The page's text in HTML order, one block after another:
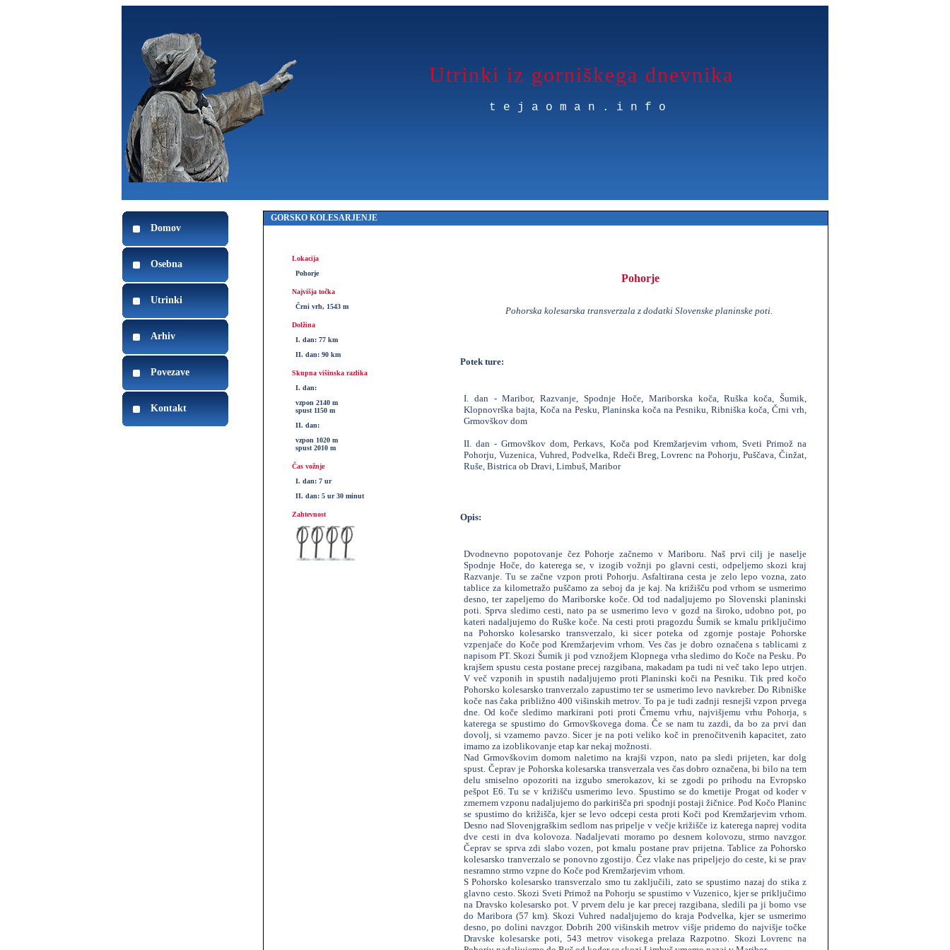
Utrinki iz gorniškega dnevnika
tejaoman.info
Domov
Osebna
Utrinki
Arhiv
Povezave
Kontakt
GORSKO KOLESARJENJE
Lokacija
Pohorje
Najvišja točka
Črni vrh, 1543 m
Dolžina
I. dan: 77 km
II. dan: 90 km
Skupna višinska razlika
I. dan:
vzpon 2140 m
spust 1150 m
II. dan:
vzpon 1020 m
spust 2010 m
Čas vožnje
I. dan: 7 ur
II. dan: 5 ur 30 minut
Zahtevnost
Pohorje
Pohorska kolesarska transverzala z dodatki Slovenske planinske poti.
Potek ture:
I. dan - Maribor, Razvanje, Spodnje Hoče, Mariborska koča, Ruška koča, Šumik,
Klopnovrška bajta, Koča na Pesku, Planinska koča na Pesniku, Ribniška koča, Črni vrh,
Grmovškov dom
II. dan - Grmovškov dom, Perkavs, Koča pod Kremžarjevim vrhom, Sveti Primož na
Pohorju, Vuzenica, Vuhred, Podvelka, Rdeči Breg, Lovrenc na Pohorju, Puščava, Činžat,
Ruše, Bistrica ob Dravi, Limbuš, Maribor
Opis:
Dvodnevno popotovanje čez Pohorje začnemo v Mariboru. Naš prvi cilj je naselje
Spodnje Hoče, do katerega se, v izogib vožnji po glavni cesti, odpeljemo skozi kraj
Razvanje. Tu se začne vzpon proti Pohorju. Asfaltirana cesta je zelo lepo vozna, zato
tablice za kilometražo puščamo za seboj da je kaj. Na križišču pod vrhom se usmerimo
desno, ter zapeljemo do Mariborske koče. Od tod nadaljujemo po Slovenski planinski
poti. Sprva sledimo cesti, nato pa se usmerimo levo v gozd na široko, udobno pot, po
kateri nadaljujemo do Ruške koče. Na cesti proti pragozdu Šumik se kmalu priključimo
na Pohorsko kolesarsko transverzalo, ki sicer poteka od zgornje postaje Pohorske
vzpenjače do Koče pod Kremžarjevim vrhom. Ves čas je dobro označena s tablicami z
napisom PT. Skozi Šumik ji pod vznožjem Klopnega vrha sledimo do Koče na Pesku. Po
krajšem spustu cesta postane precej razgibana, makadam pa tudi ni več tako lepo utrjen.
V več vzponih in spustih nadaljujemo proti Planinski koči na Pesniku. Tik pred kočo
Pohorsko kolesarsko tranverzalo zapustimo ter se usmerimo levo navkreber. Do Ribniške
koče nas čaka približno 400 višinskih metrov. To pa je tudi zadnji resnejši vzpon prvega
dne. Od koče sledimo markirani poti proti Črnemu vrhu, najvišjemu vrhu Pohorja, s
katerega se spustimo do Grmovškovega doma. Če se nam tu zazdi, da bo za prvi dan
dovolj, si vzamemo pavzo. Sicer je na poti veliko koč in prenočitvenih kapacitet, zato
imamo za izoblikovanje etap kar nekaj možnosti.
Nad Grmovškovim domom naletimo na krajši vzpon, nato pa sledi prijeten, kar dolg
spust. Čeprav je Pohorska kolesarska transverzala ves čas dobro označena, bi bilo na tem
delu smiselno opozoriti na izgubo smerokazov, ki se zgodi po prihodu na Evropsko
pešpot E6. Tu se v križišču usmerimo levo. Spustimo se do kmetije Progat od koder v
zmernem vzponu nadaljujemo do parkirišča pri spodnji postaji žičnice. Pod Kočo Planinc
se spustimo do križišča, kjer se levo odcepi cesta proti Koči pod Kremžarjevim vrhom.
Desno nad Slovenjgraškim sedlom nas pripelje v večje križišče iz katerega naprej vodita
dve cesti in dva kolovoza. Nadaljevati moramo po desnem kolovozu, strmo navzgor.
Čeprav se sprva zdi slabo vozen, pot kmalu postane prav prijetna. Tablice za Pohorsko
kolesarsko tranverzalo se ponovno zgostijo. Čez vlake nas pripeljejo do ceste, ki se prav
nesramno strmo vzpne do Koče pod Kremžarjevim vrhom.
S Pohorsko kolesarsko transverzalo smo tu zaključili, zato se spustimo nazaj do stika z
glavno cesto. Skozi Sveti Primož na Pohorju se spustimo v Vuzenico, kjer se priključimo
na Dravsko kolesarsko pot. V prvem delu je kar precej razgibana, sledili pa ji bomo vse
do Maribora (57 km). Skozi Vuhred nadaljujemo do kraja Podvelka, kjer se usmerimo
desno, po dolini navzgor. Dobrih 200 višinskih metrov višje pridemo do najvišje točke
Dravske kolesarske poti, 543 metrov visokega prelaza Razpotno. Skozi Lovrenc na